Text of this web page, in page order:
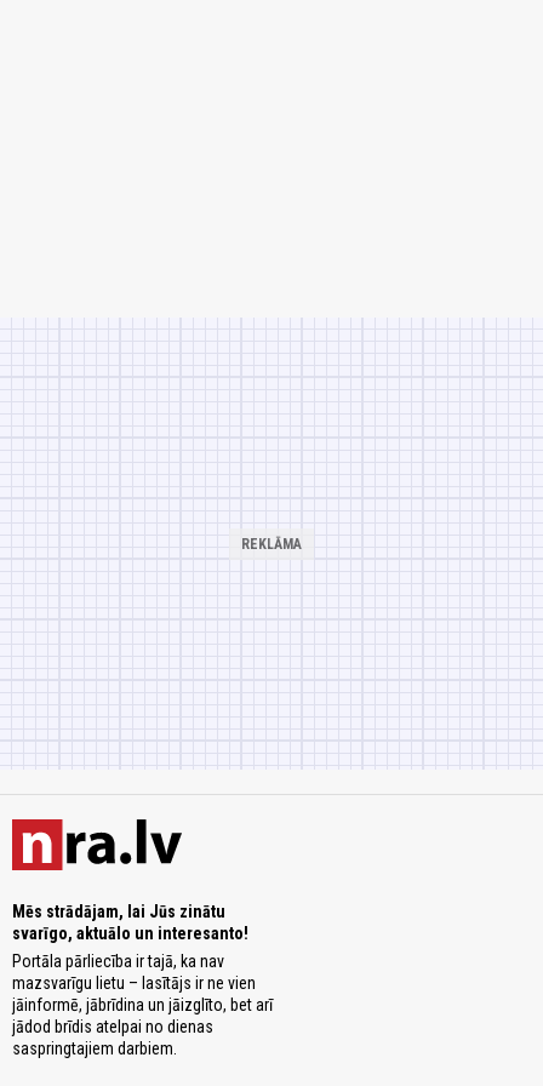
Mēs strādājam, lai Jūs zinātu
svarīgo, aktuālo un interesanto!
Portāla pārliecība ir tajā, ka nav
mazsvarīgu lietu – lasītājs ir ne vien
jāinformē, jābrīdina un jāizglīto, bet arī
jādod brīdis atelpai no dienas
saspringtajiem darbiem.